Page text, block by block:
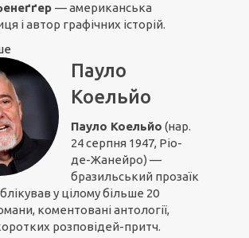
— американська
і автор графічних історій.
Пауло
Коельйо
Пауло Коельйо (нар.
24 серпня 1947, Ріо-
де-Жанейро) —
бразильський прозаїк
у цілому більше 20
коментовані антології,
розповідей-притч.